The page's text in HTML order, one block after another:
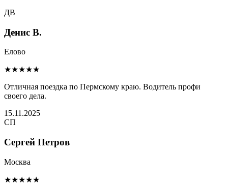
ДВ
Денис В.
Елово
★★★★★
Отличная поездка по Пермскому краю. Водитель профи
своего дела.
15.11.2025
СП
Сергей Петров
Москва
★★★★★